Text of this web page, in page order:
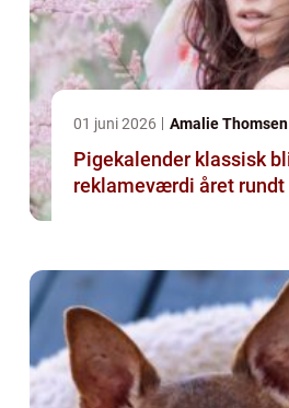
01 juni 2026 Amalie Thomsen
Pigekalender klassisk blikfang med
reklameværdi året rundt